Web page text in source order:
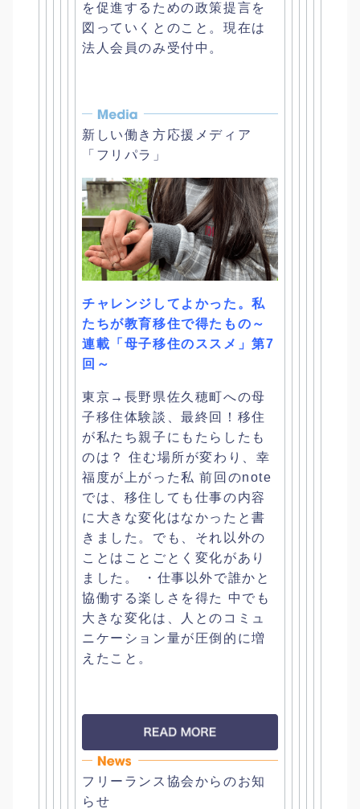
を促進するための政策提言を
図っていくとのこと。 現在は
法人会員のみ受付中。
新しい働き方応援メディア
「フリパラ」
チャレンジしてよかった。私
たちが教育移住で得たもの～
連載「 母子移住のススメ」第7
回～
東京→長野県佐久穂町への母
子移住体験談、最終回！ 移住
が私たち親子にもたらしたも
のは？ 住む場所が変わり、幸
福度が上がった私 前回のnote
では、 移住しても仕事の内容
に大きな変化はなかったと書
きました。 でも、それ以外の
ことはことごとく変化があり
ました。 ・仕事以外で誰かと
協働する楽しさを得た 中でも
大きな変化は、
人とのコミュ
ニケーション量が圧倒的に増
えたこと。
フリーランス協会からのお知
らせ